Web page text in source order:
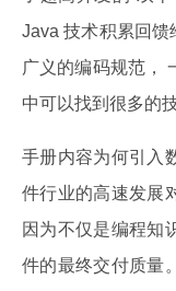
Java 技术积累回馈
广义的编码规范，
中可以找到很多的
手册内容为何引入
件行业的高速发展
因为不仅是编程知
件的最终交付质量